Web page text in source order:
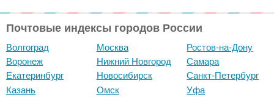
Почтовые индексы городов России
Волгоград
Воронеж
Екатеринбург
Казань
Москва
Нижний Новгород
Новосибирск
Омск
Ростов-на-Дону
Самара
Санкт-Петербург
Уфа